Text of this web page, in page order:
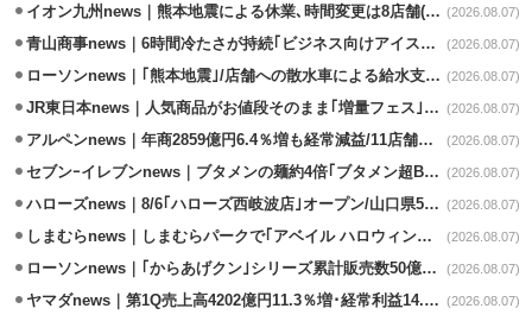
イオン九州news｜熊本地震による休業､時間変更は8店舗(8/7時点) (2026.08.07)
青山商事news｜6時間冷たさが持続｢ビジネス向けアイスベスト｣発売 (2026.08.07)
ローソンnews｜｢熊本地震｣/店舗への散水車による給水支援を開始 (2026.08.07)
JR東日本news｜人気商品がお値段そのまま｢増量フェス｣8/18から開催 (2026.08.07)
アルペンnews｜年商2859億円6.4％増も経常減益/11店舗出店､4店閉鎖 (2026.08.07)
セブンｰイレブンnews｜ブタメンの麺約4倍｢ブタメン超BIG｣8/11から限定発売 (2026.08.07)
ハローズnews｜8/6｢ハローズ西岐波店｣オープン/山口県5店舗目 (2026.08.07)
しまむらnews｜しまむらパークで｢アベイル ハロウィンじゅんびフェア｣開催 (2026.08.07)
ローソンnews｜｢からあげクン｣シリーズ累計販売数50億食突破 (2026.08.07)
ヤマダnews｜第1Q売上高4202億円11.3％増･経常利益14.5％増 (2026.08.07)